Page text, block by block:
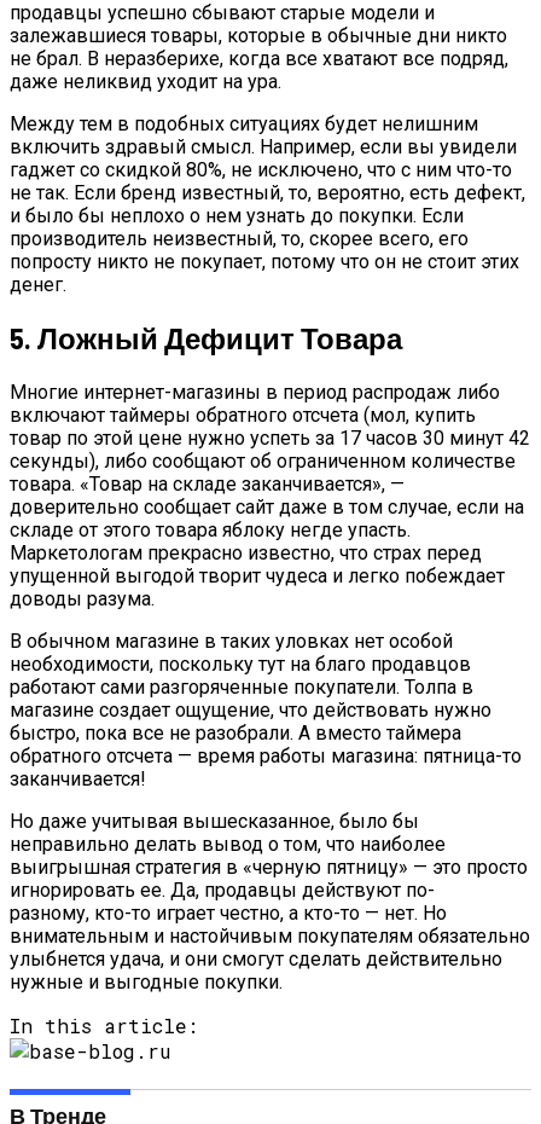
продавцы успешно сбывают старые модели и
залежавшиеся товары, которые в обычные дни никто
не брал. В неразберихе, когда все хватают все подряд,
даже неликвид уходит на ура.
Между тем в подобных ситуациях будет нелишним
включить здравый смысл. Например, если вы увидели
гаджет со скидкой 80%, не исключено, что с ним что-то
не так. Если бренд известный, то, вероятно, есть дефект,
и было бы неплохо о нем узнать до покупки. Если
производитель неизвестный, то, скорее всего, его
попросту никто не покупает, потому что он не стоит этих
денег.
5. Ложный Дефицит Товара
Многие интернет-магазины в период распродаж либо
включают таймеры обратного отсчета (мол, купить
товар по этой цене нужно успеть за 17 часов 30 минут 42
секунды), либо сообщают об ограниченном количестве
товара. «Товар на складе заканчивается», —
доверительно сообщает сайт даже в том случае, если на
складе от этого товара яблоку негде упасть.
Маркетологам прекрасно известно, что страх перед
упущенной выгодой творит чудеса и легко побеждает
доводы разума.
В обычном магазине в таких уловках нет особой
необходимости, поскольку тут на благо продавцов
работают сами разгоряченные покупатели. Толпа в
магазине создает ощущение, что действовать нужно
быстро, пока все не разобрали. А вместо таймера
обратного отсчета — время работы магазина: пятница-то
заканчивается!
Но даже учитывая вышесказанное, было бы
неправильно делать вывод о том, что наиболее
выигрышная стратегия в «черную пятницу» — это просто
игнорировать ее. Да, продавцы действуют по-
разному, кто-то играет честно, а кто-то — нет. Но
внимательным и настойчивым покупателям обязательно
улыбнется удача, и они смогут сделать действительно
нужные и выгодные покупки.
In this article:
В Тренде